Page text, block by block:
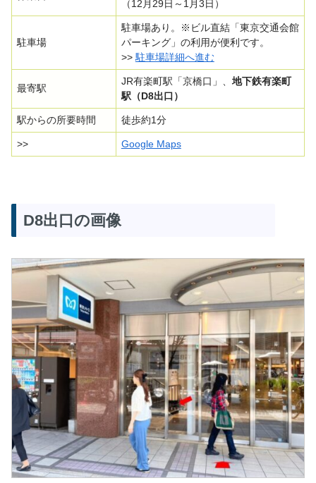
（12月29日～1月3日）
駐車場
駐車場あり。※ビル直結「東京交通会館
パーキング」の利用が便利です。
>> 駐車場詳細へ進む
最寄駅
JR有楽町駅「京橋口」、 地下鉄有楽町
駅（D8出口）
駅からの所要時間 徒歩約1分
>> Google Maps
D8出口の画像